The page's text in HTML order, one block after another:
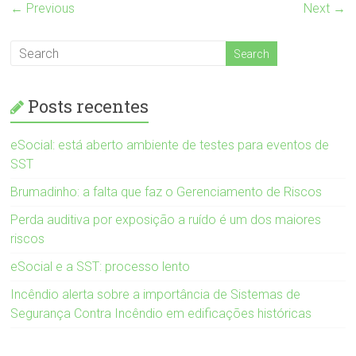
← Previous Next →
Posts recentes
eSocial: está aberto ambiente de testes para eventos de
SST
Brumadinho: a falta que faz o Gerenciamento de Riscos
Perda auditiva por exposição a ruído é um dos maiores
riscos
eSocial e a SST: processo lento
Incêndio alerta sobre a importância de Sistemas de
Segurança Contra Incêndio em edificações históricas